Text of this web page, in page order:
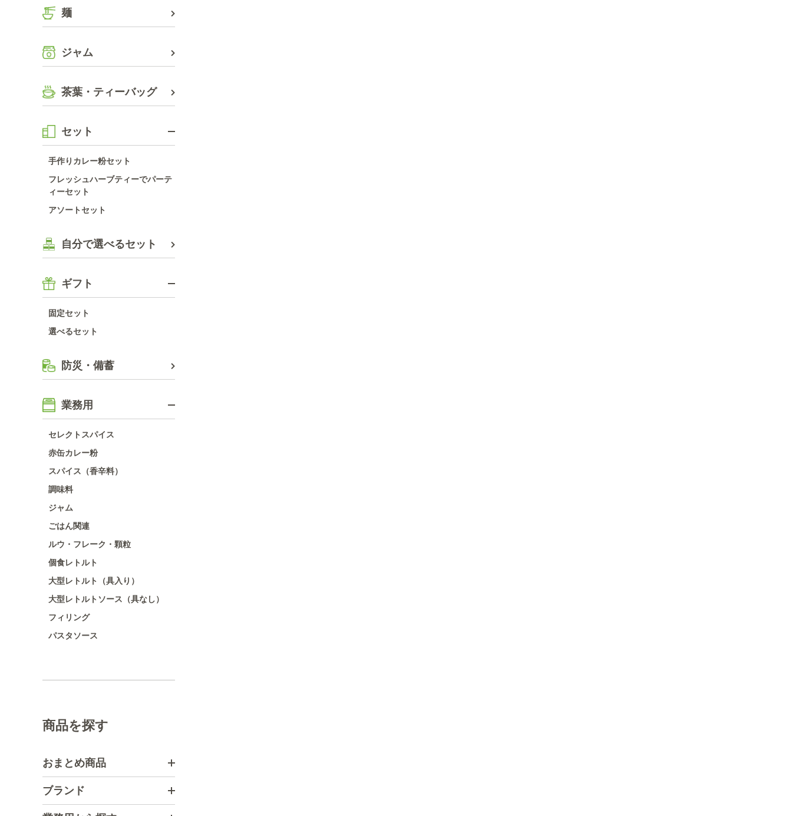
麺
ジャム
茶葉・ティーバッグ
セット
手作りカレー粉セット
フレッシュハーブティーでパーテ
ィーセット
アソートセット
自分で選べるセット
ギフト
固定セット
選べるセット
防災・備蓄
業務用
セレクトスパイス
赤缶カレー粉
スパイス（香辛料）
調味料
ジャム
ごはん関連
ルウ・フレーク・顆粒
個食レトルト
大型レトルト（具入り）
大型レトルトソース（具なし）
フィリング
パスタソース
商品を探す
おまとめ商品
ブランド